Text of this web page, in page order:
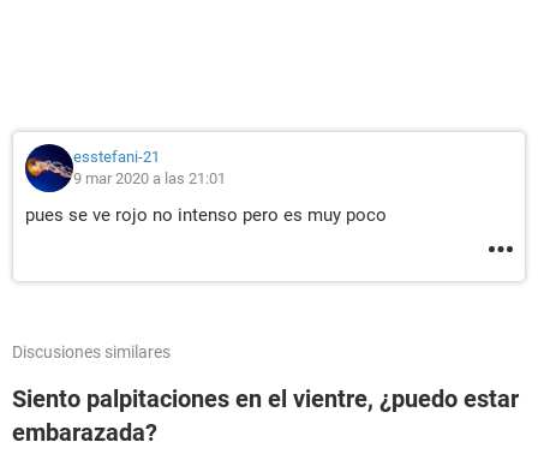
esstefani-21
9 mar 2020 a las 21:01
pues se ve rojo no intenso pero es muy poco
Discusiones similares
Siento palpitaciones en el vientre, ¿puedo estar
embarazada?